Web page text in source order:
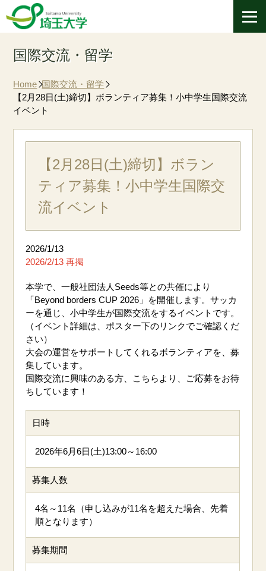
国際交流・留学
Home 国際交流・留学
【2月28日(土)締切】ボランティア募集！小中学生国際交流
イベント
【2月28日(土)締切】ボラン
ティア募集！小中学生国際交
流イベント
2026/1/13
2026/2/13 再掲
本学で、一般社団法人Seeds等との共催により
「Beyond borders CUP 2026」を開催します。サッカ
ーを通じ、小中学生が国際交流をするイベントです。
（イベント詳細は、ポスター下のリンクでご確認くだ
さい）
大会の運営をサポートしてくれるボランティアを、募
集しています。
国際交流に興味のある方、こちらより、ご応募をお待
ちしています！
日時
2026年6月6日(土)13:00～16:00
募集人数
4名～11名（申し込みが11名を超えた場合、先着
順となります）
募集期間